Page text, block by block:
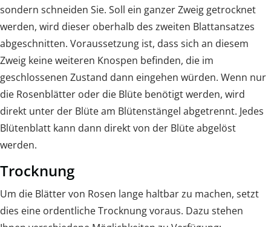
sondern schneiden Sie. Soll ein ganzer Zweig getrocknet
werden, wird dieser oberhalb des zweiten Blattansatzes
abgeschnitten. Voraussetzung ist, dass sich an diesem
Zweig keine weiteren Knospen befinden, die im
geschlossenen Zustand dann eingehen würden. Wenn nur
die Rosenblätter oder die Blüte benötigt werden, wird
direkt unter der Blüte am Blütenstängel abgetrennt. Jedes
Blütenblatt kann dann direkt von der Blüte abgelöst
werden.
Trocknung
Um die Blätter von Rosen lange haltbar zu machen, setzt
dies eine ordentliche Trocknung voraus. Dazu stehen